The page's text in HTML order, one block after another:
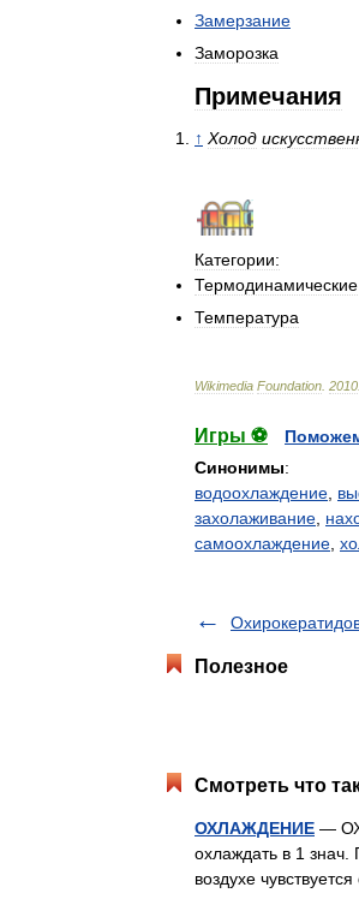
Замерзание
Заморозка
Примечания
↑ Холод
Категории:
Термодинамические
Температура
Wikimedia Foundation 2010
Игры ⚽
Синонимы:
водоохлаждение
захолаживание
самоохлаждение
Полезное
Смотреть что
ОХЛАЖДЕНИЕ —
охлаждать в 1 знач.
воздухе